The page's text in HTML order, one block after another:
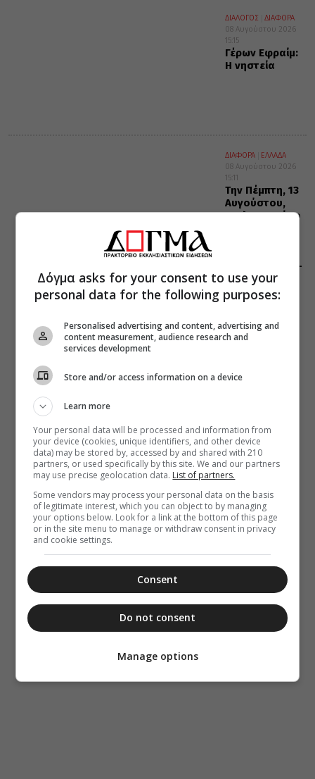
ΔΙΑΛΟΓΟΣ
ΔΙΑΦΟΡΑ
08 Αυγούστου 2026
15:15
Γέρων Εφραίμ:
Η νηστεία
ΔΙΑΦΟΡΑ
ΕΛΛΑΔΑ
08 Αυγούστου 2026
15:11
Την Πέμπτη, 13
Αυγούστου,
κυκλοφορεί το
Ορθοδοξίας» –
Νέες
Προσφορές
Δόγμα asks for your consent to use your
personal data for the following purposes:
Personalised advertising and content, advertising and
content measurement, audience research and
services development
Store and/or access information on a device
Learn more
Your personal data will be processed and information from
your device (cookies, unique identifiers, and other device
data) may be stored by, accessed by and shared with 210
partners, or used specifically by this site. We and our partners
may use precise geolocation data. List of partners.
Some vendors may process your personal data on the basis
of legitimate interest, which you can object to by managing
your options below. Look for a link at the bottom of this page
or in the site menu to manage or withdraw consent in privacy
and cookie settings.
Consent
Do not consent
Manage options